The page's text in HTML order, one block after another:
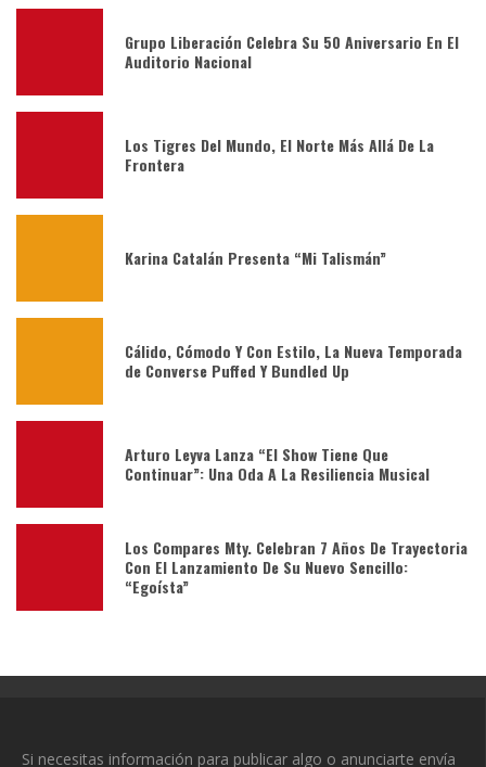
Grupo Liberación Celebra Su 50 Aniversario En El
Auditorio Nacional
Los Tigres Del Mundo, El Norte Más Allá De La
Frontera
Karina Catalán Presenta “Mi Talismán”
Cálido, Cómodo Y Con Estilo, La Nueva Temporada
de Converse Puffed Y Bundled Up
Arturo Leyva Lanza “El Show Tiene Que
Continuar”: Una Oda A La Resiliencia Musical
Los Compares Mty. Celebran 7 Años De Trayectoria
Con El Lanzamiento De Su Nuevo Sencillo:
“Egoísta”
Si necesitas información para publicar algo o anunciarte envía